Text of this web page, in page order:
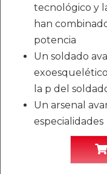
tecnológico y
han
potencia
Un soldado
la p del
Un arsenal
especialidades